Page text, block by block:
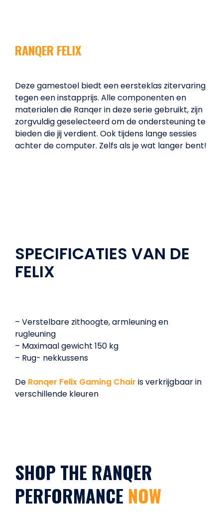
RANQER FELIX
Deze gamestoel biedt een eersteklas zitervaring
tegen een instapprijs. Alle componenten en
materialen die Ranqer in deze serie gebruikt, zijn
zorgvuldig geselecteerd om de ondersteuning te
bieden die jij verdient. Ook tijdens lange sessies
achter de computer. Zelfs als je wat langer bent!
SPECIFICATIES VAN DE
FELIX
– Verstelbare zithoogte, armleuning en
rugleuning
– Maximaal gewicht 150 kg
– Rug- nekkussens
De Ranqer Felix Gaming Chair is verkrijgbaar in
verschillende kleuren
SHOP THE RANQER
PERFORMANCE NOW